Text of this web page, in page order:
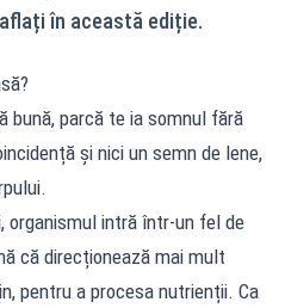
în această ediție.
bună, parcă te ia somnul fără
și nici un semn de lene,
organismul intră într-un fel de
că direcționează mai mult
pentru a procesa nutrienții. Ca